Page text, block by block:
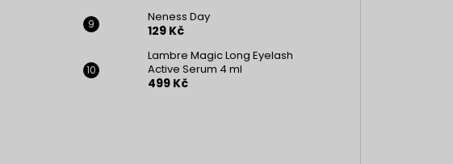
Neness Day
129 Kč
Lambre Magic Long Eyelash
Active Serum 4 ml
499 Kč